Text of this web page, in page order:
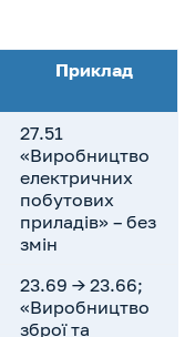
Приклад
27.51
«Виробництво
електричних
побутових
приладів» – без
змін
23.69 → 23.66;
«Виробництво
зброї та